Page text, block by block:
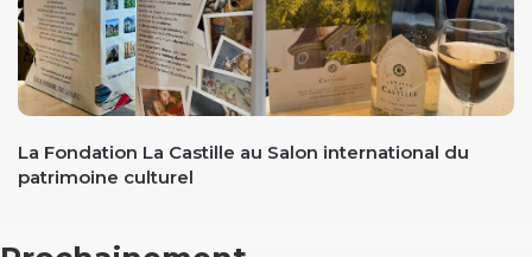
La Fondation La Castille au Salon international du
patrimoine culturel